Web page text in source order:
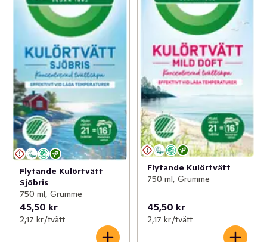
Flytande Kulörtvätt
Sjöbris
750 ml, Grumme
45,50 kr
2,17 kr /tvätt
Flytande Kulörtvätt
750 ml, Grumme
45,50 kr
2,17 kr /tvätt